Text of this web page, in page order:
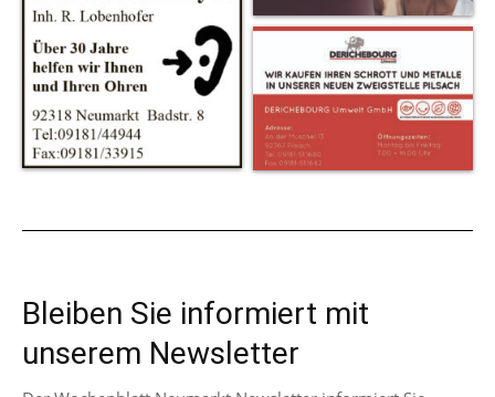
Bleiben Sie informiert mit
unserem Newsletter